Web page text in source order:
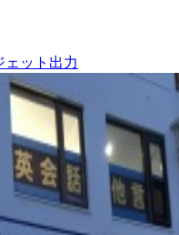
ェット出力